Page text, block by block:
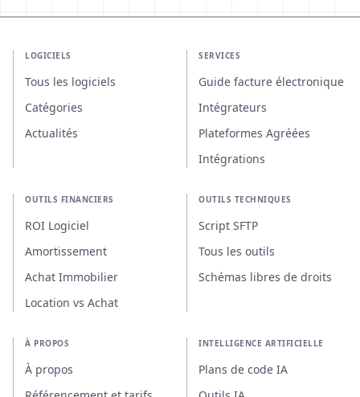
LOGICIELS
Tous les logiciels
Catégories
Actualités
SERVICES
Guide facture électronique
Intégrateurs
Plateformes Agréées
Intégrations
OUTILS FINANCIERS
ROI Logiciel
Amortissement
Achat Immobilier
Location vs Achat
OUTILS TECHNIQUES
Script SFTP
Tous les outils
Schémas libres de droits
À PROPOS
À propos
INTELLIGENCE ARTIFICIELLE
Plans de code IA